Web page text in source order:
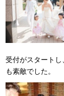
受付がスタート
も素敵でした。